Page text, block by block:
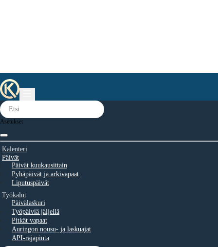
Asetukset
Kalenteri
Päivät
Päivät kuukausittain
Pyhäpäivät ja arkivapaat
Liputuspäivät
Työkalut
Päivälaskuri
Työpäiviä jäljellä
Pitkät vapaat
Auringon nousu- ja laskuajat
API-rajapinta